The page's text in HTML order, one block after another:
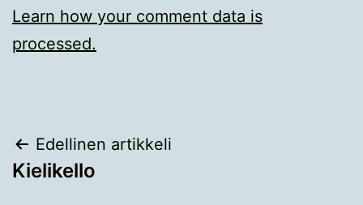
Learn how your comment data is
processed.
Artikkelien
selaus
Edellinen artikkeli
Kielikello